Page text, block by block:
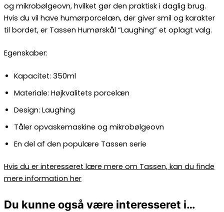
og mikrobølgeovn, hvilket gør den praktisk i daglig brug.
Hvis du vil have humørporcelæn, der giver smil og karakter
til bordet, er Tassen Humørskål “Laughing” et oplagt valg.
Egenskaber:
Kapacitet: 350ml
Materiale: Højkvalitets porcelæn
Design: Laughing
Tåler opvaskemaskine og mikrobølgeovn
En del af den populære Tassen serie
Hvis du er interesseret lære mere om Tassen, kan du finde
mere information her
Du kunne også være interesseret i…